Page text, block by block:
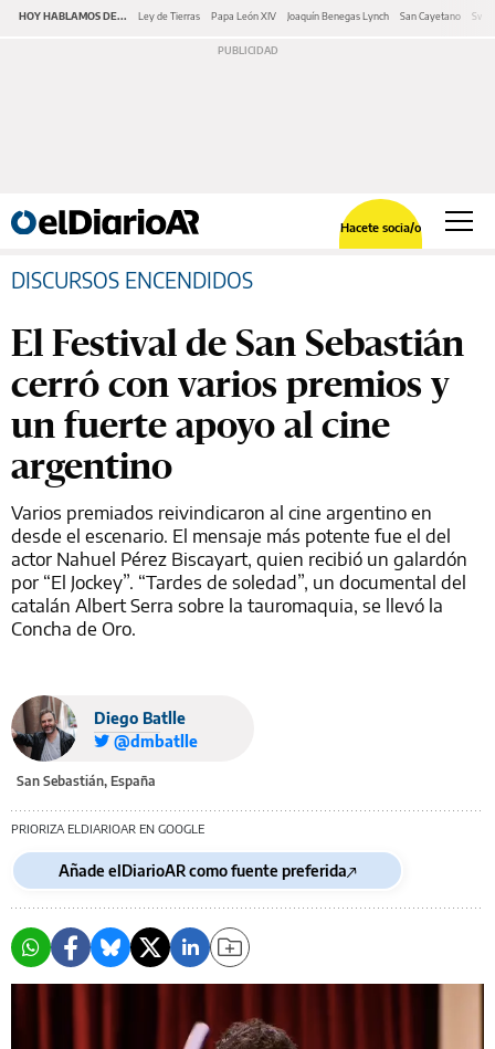
HOY HABLAMOS DE... Ley de Tierras Papa León XIV Joaquín Benegas Lynch San Cayetano
Hacete socia/o
DISCURSOS ENCENDIDOS
El Festival de San Sebastián
cerró con varios premios y
un fuerte apoyo al cine
argentino
Varios premiados reivindicaron al cine argentino en
desde el escenario. El mensaje más potente fue el del
actor Nahuel Pérez Biscayart, quien recibió un galardón
por “El Jockey”. “Tardes de soledad”, un documental del
catalán Albert Serra sobre la tauromaquia, se llevó la
Concha de Oro.
Diego Batlle
@dmbatlle
San Sebastián, España
PRIORIZA ELDIARIOAR EN GOOGLE
Añade elDiarioAR como fuente preferida